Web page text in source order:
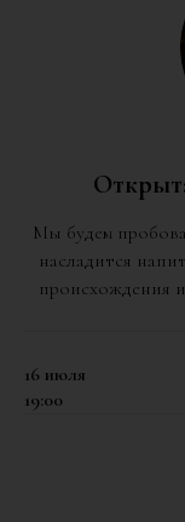
Мы будем
насладится
происхождения
16 июля
19:00